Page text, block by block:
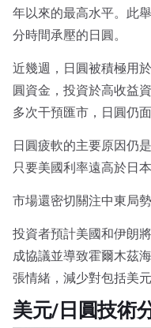
年以來的最高水平。此
分時間承壓的日圓。
近幾週，日圓被積極用
圓資金，投資於高收益
多次干預匯市，日圓仍面
日圓疲軟的主要原因仍
只要美國利率遠高於日
市場還密切關注中東局勢
投資者預計美國和伊朗
成協議並導致霍爾木茲
張情緒，減少對包括美
美元/日圓技術